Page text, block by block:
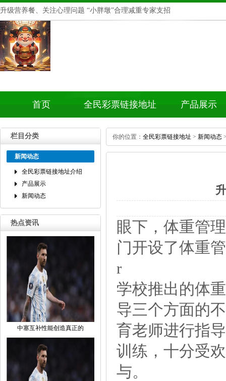
升级营养餐、关注心理问题“小胖墩”合理减重专家支招
首页 全民彩票链接地址
介绍
产品展示
栏目分类
新闻动态
全民彩票链接地址介绍
产品展示
新闻动态
热点资讯
中塞互补性能创造真正的
你的位置： 全民彩票链接地址 > 新闻动态
眼下，体重管
门开设了体重
r
学校推出的体
导三个方面的
育老师进行指
训练，十分受
与。